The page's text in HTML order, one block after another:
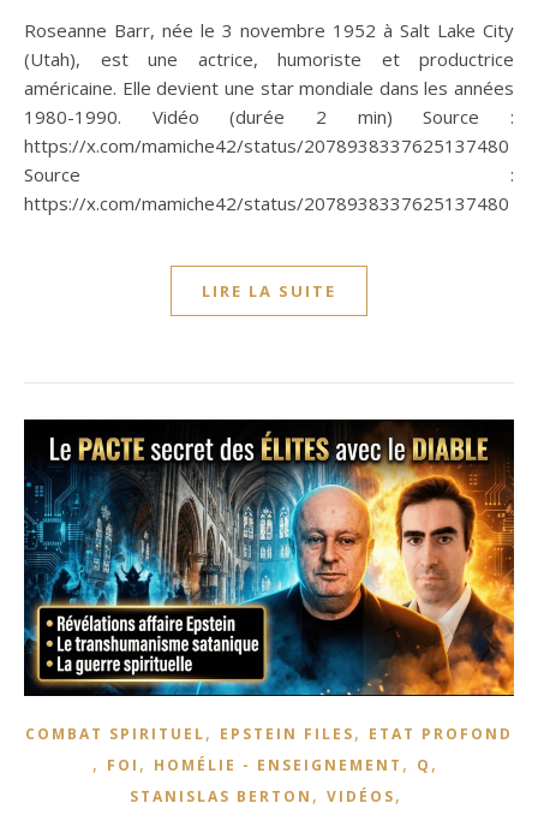
Roseanne Barr, née le 3 novembre 1952 à Salt Lake City
(Utah), est une actrice, humoriste et productrice
américaine. Elle devient une star mondiale dans les années
1980-1990. Vidéo (durée 2 min) Source :
https://x.com/mamiche42/status/2078938337625137480
Source :
https://x.com/mamiche42/status/2078938337625137480
LIRE LA SUITE
COMBAT SPIRITUEL, EPSTEIN FILES, ETAT PROFOND
, FOI , HOMÉLIE - ENSEIGNEMENT , Q ,
STANISLAS BERTON , VIDÉOS,